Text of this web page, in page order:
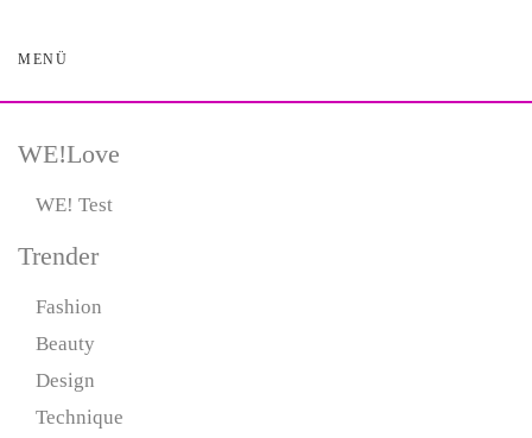
Skip
content
MENÜ
WE!Love
WE! Test
Trender
Fashion
Beauty
Design
Technique